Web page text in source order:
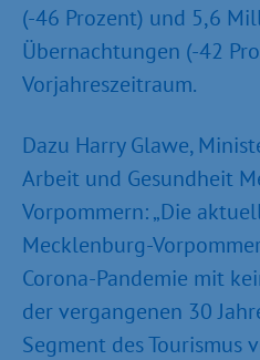
(-46 Prozent) und 5,6
Übernachtungen (-42
Vorjahreszeitraum.
Dazu Harry Glawe,
Arbeit und Gesundheit
Vorpommern: „Die
Mecklenburg-
Corona-Pandemie mit
der vergangenen 30
Segment des Tourismus